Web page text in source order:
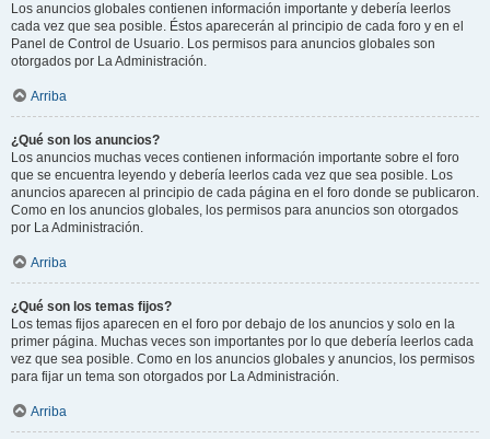
Los anuncios globales contienen información importante y debería leerlos
cada vez que sea posible. Éstos aparecerán al principio de cada foro y en el
Panel de Control de Usuario. Los permisos para anuncios globales son
otorgados por La Administración.
Arriba
¿Qué son los anuncios?
Los anuncios muchas veces contienen información importante sobre el foro
que se encuentra leyendo y debería leerlos cada vez que sea posible. Los
anuncios aparecen al principio de cada página en el foro donde se publicaron.
Como en los anuncios globales, los permisos para anuncios son otorgados
por La Administración.
Arriba
¿Qué son los temas fijos?
Los temas fijos aparecen en el foro por debajo de los anuncios y solo en la
primer página. Muchas veces son importantes por lo que debería leerlos cada
vez que sea posible. Como en los anuncios globales y anuncios, los permisos
para fijar un tema son otorgados por La Administración.
Arriba